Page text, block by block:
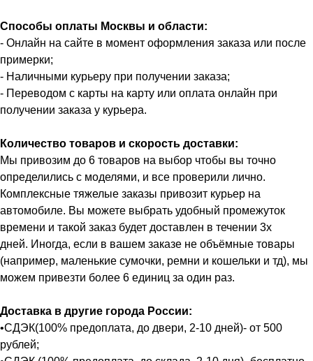
Способы оплаты Москвы и области:
- Онлайн на сайте в момент оформления заказа или после
примерки;
- Наличными курьеру при получении заказа;
- Переводом с карты на карту или оплата онлайн при
получении заказа у курьера.
Количество товаров и скорость доставки:
Мы привозим до 6 товаров на выбор чтобы вы точно
определились с моделями, и все проверили лично.
Комплексные тяжелые заказы привозит курьер на
автомобиле. Вы можете выбрать удобный промежуток
времени и такой заказ будет доставлен в течении 3х
дней. Иногда, если в вашем заказе не объёмные товары
(например, маленькие сумочки, ремни и кошельки и тд), мы
можем привезти более 6 единиц за один раз.
Доставка в другие города России:
•СДЭК(100% предоплата, до двери, 2-10 дней)- от 500
рублей;